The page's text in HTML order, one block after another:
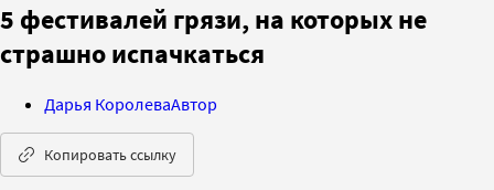
5 фестивалей грязи, на которых не
страшно испачкаться
Дарья КоролеваАвтор
Копировать ссылку